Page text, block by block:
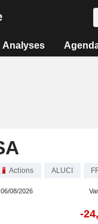
Analyses
Actions ALUCI
08/2026
-